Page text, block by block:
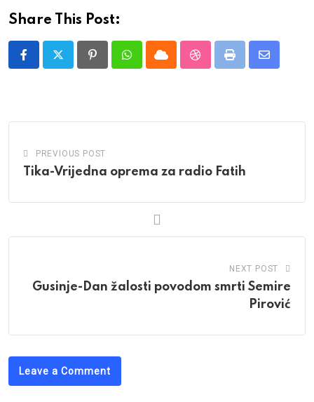
Share This Post:
PinterestWhatsappCloud StumbleUpon
Print
Share
PREVIOUS POST
Tika-Vrijedna oprema za radio Fatih
NEXT POST
Gusinje-Dan žalosti povodom smrti Semire
Pirović
Leave a Comment